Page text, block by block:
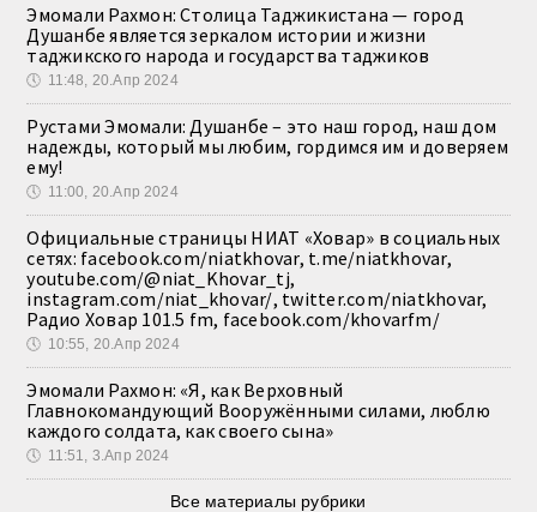
Эмомали Рахмон: Столица Таджикистана — город
Душанбе является зеркалом истории и жизни
таджикского народа и государства таджиков
🕔 11:48, 20.Апр 2024
Рустами Эмомали: Душанбе – это наш город, наш дом
надежды, который мы любим, гордимся им и доверяем
ему!
🕔 11:00, 20.Апр 2024
Официальные страницы НИАТ «Ховар» в социальных
сетях: facebook.com/niatkhovar, t.me/niatkhovar,
youtube.com/@niat_Khovar_tj,
instagram.com/niat_khovar/, twitter.com/niatkhovar,
Радио Ховар 101.5 fm, facebook.com/khovarfm/
🕔 10:55, 20.Апр 2024
Эмомали Рахмон: «Я, как Верховный
Главнокомандующий Вооружёнными силами, люблю
каждого солдата, как своего сына»
🕔 11:51, 3.Апр 2024
Все материалы рубрики